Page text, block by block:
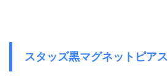
スタッズ黒マグネットピアス